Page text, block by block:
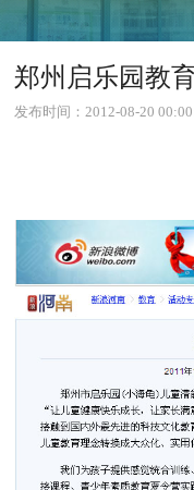
郑州启乐园教
发布时间：2012-08-20